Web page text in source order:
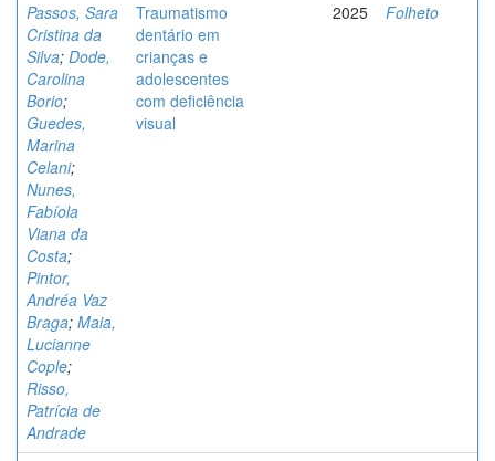
Passos, Sara
Cristina da
Silva; Dode,
Carolina
Borio;
Guedes,
Marina
Celani;
Nunes,
Fabíola
Viana da
Costa;
Pintor,
Andréa Vaz
Braga; Maia,
Lucianne
Cople;
Risso,
Patrícia de
Andrade
Traumatismo
dentário em
crianças e
adolescentes
com deficiência
visual
2025 Folheto